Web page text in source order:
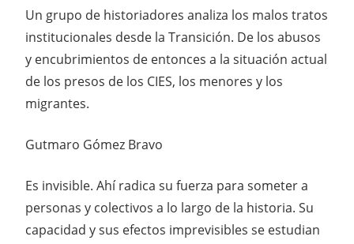
Un grupo de historiadores analiza los malos tratos
institucionales desde la Transición. De los abusos
y encubrimientos de entonces a la situación actual
de los presos de los CIES, los menores y los
migrantes.
Gutmaro Gómez Bravo
Es invisible. Ahí radica su fuerza para someter a
personas y colectivos a lo largo de la historia. Su
capacidad y sus efectos imprevisibles se estudian